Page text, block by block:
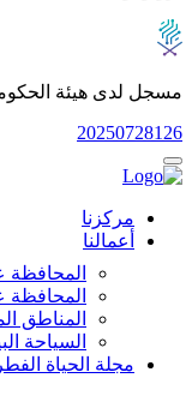
مسجل لدى هيئة
20250728126
مركزنا
أعمالنا
المحافظة
المحافظة
المناطق
السياحة
مجلة الحياة